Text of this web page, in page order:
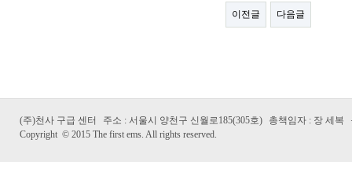
이전글 다음글
(주)천사 구급 센터 주소 : 서울시 양천구 신월로185(305호) 총책임자 : 장 세복
Copyright © 2015 The first ems. All rights reserved.